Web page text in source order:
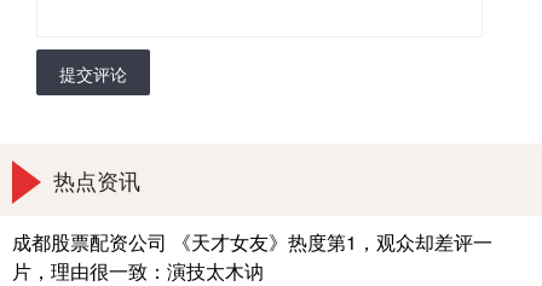
提交评论
热点资讯
成都股票配资公司 《天才女友》热度第1，观众却差评一
片，理由很一致：演技太木讷